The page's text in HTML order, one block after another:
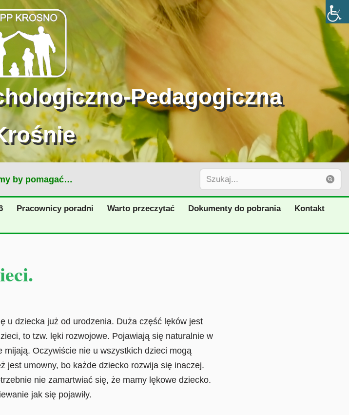
Pedagogiczna
by pomagać…
Pracownicy poradni Warto przeczytać Dokumenty do pobrania
Kontakt
u dziecka już od urodzenia. Duża część lęków jest
to tzw. lęki rozwojowe. Pojawiają się naturalnie w
Oczywiście nie u wszystkich dzieci mogą
jest umowny, bo każde dziecko rozwija się inaczej.
nie zamartwiać się, że mamy lękowe dziecko.
jak się pojawiły.